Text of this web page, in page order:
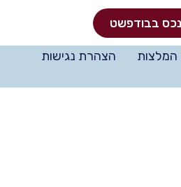
בבודפשט
המלצות
הצהרת נגישות